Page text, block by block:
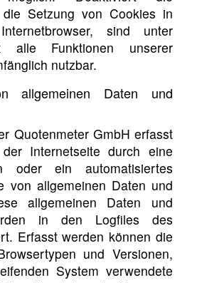
die Setzung von Cookies in
sind unter
alle Funktionen unserer
nutzbar.
allgemeinen Daten und
Quotenmeter GmbH erfasst
Internetseite durch eine
oder ein automatisiertes
von allgemeinen Daten und
allgemeinen Daten und
in den Logfiles des
Erfasst werden können die
und Versionen,
System verwendete